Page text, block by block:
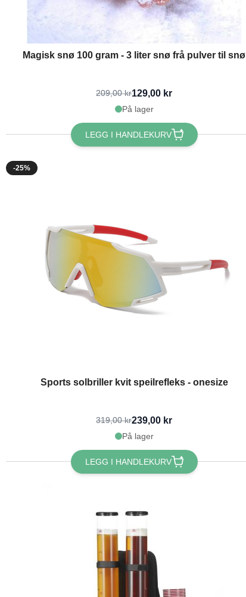
Magisk snø 100 gram - 3 liter snø frå pulver til snø
209,00 kr129,00 kr
På lager
LEGG I HANDLEKURV
-25%
Sports solbriller kvit speilrefleks - onesize
319,00 kr239,00 kr
På lager
LEGG I HANDLEKURV